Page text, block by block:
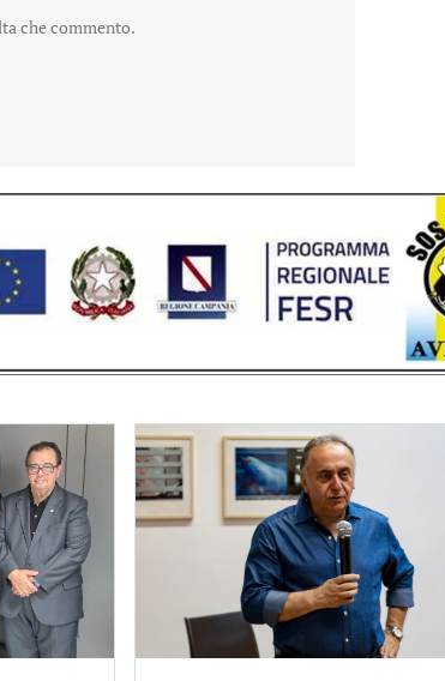
che commento.